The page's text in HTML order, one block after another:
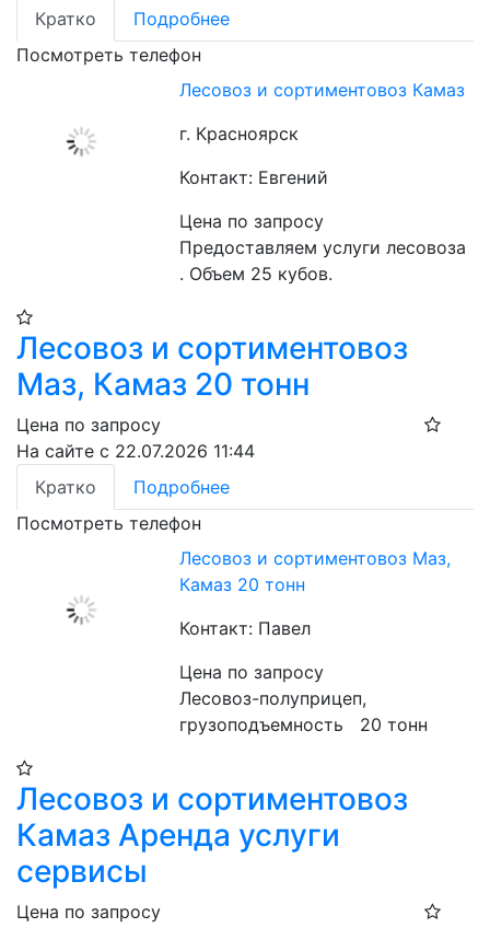
Кратко
Подробнее
Посмотреть телефон
Лесовоз и сортиментовоз Камаз
г. Красноярск
Контакт: Евгений
Цена по запросу
Предоставляем услуги лесовоза
. Объем 25 кубов.
Лесовоз и сортиментовоз
Маз, Камаз 20 тонн
Цена по запросу
На сайте с 22.07.2026 11:44
Кратко
Подробнее
Посмотреть телефон
Лесовоз и сортиментовоз Маз,
Камаз 20 тонн
Контакт: Павел
Цена по запросу
Лесовоз-полуприцеп,
грузоподъемность   20 тонн
Лесовоз и сортиментовоз
Камаз Аренда услуги
сервисы
Цена по запросу